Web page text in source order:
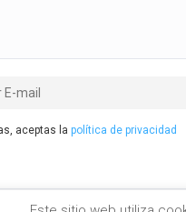
aceptas la política de privacidad